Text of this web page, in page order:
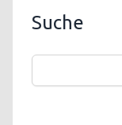
Suche